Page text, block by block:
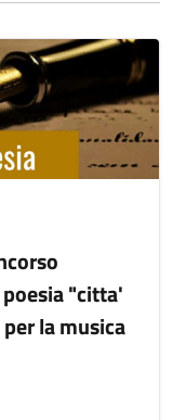
"citta'
la musica